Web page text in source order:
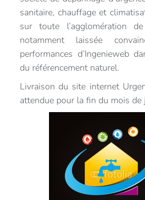
sanitaire, chauffage et
sur toute l’agglomération
notamment laissée
performances d’Ingenieweb
du référencement naturel.
Livraison du site internet
attendue pour la fin du mois